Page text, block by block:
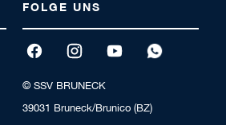
FOLGE UNS
© SSV BRUNECK
39031 Bruneck/Brunico (BZ)